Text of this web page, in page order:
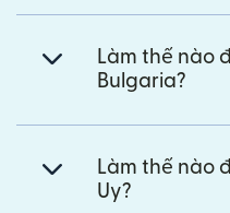
Làm thế nào
Bulgaria?
Làm thế nào
Uy?